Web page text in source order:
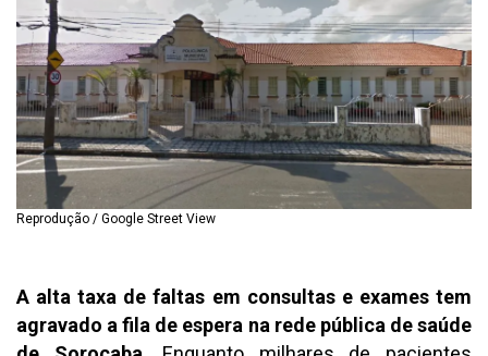
Reprodução / Google Street View
A alta taxa de faltas em consultas e exames tem
agravado a fila de espera na rede pública de saúde